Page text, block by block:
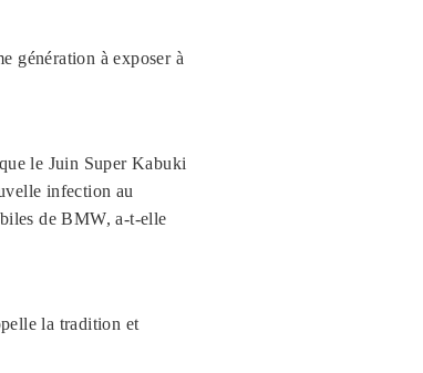
génération à exposer à
le Juin Super Kabuki
infection au
de BMW, a-t-elle
la tradition et